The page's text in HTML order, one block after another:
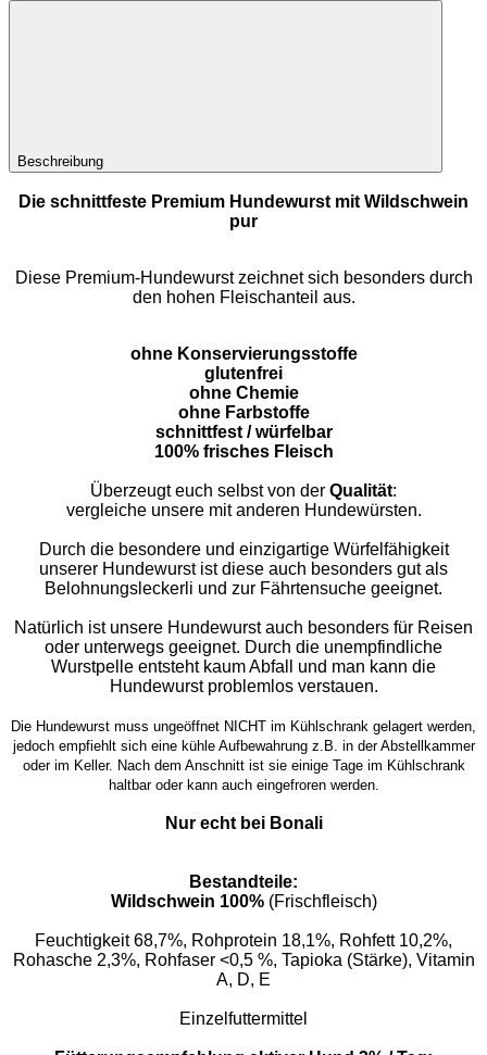
Beschreibung
Die schnittfeste Premium Hundewurst mit Wildschwein
pur
Diese Premium-Hundewurst zeichnet sich besonders durch
den hohen Fleischanteil aus.
ohne Konservierungsstoffe
glutenfrei
ohne Chemie
ohne Farbstoffe
schnittfest / würfelbar
100% frisches Fleisch
Überzeugt euch selbst von der Qualität:
vergleiche unsere mit anderen Hundewürsten.
Durch die besondere und einzigartige Würfelfähigkeit
unserer Hundewurst ist diese auch besonders gut als
Belohnungsleckerli und zur Fährtensuche geeignet.
Natürlich ist unsere Hundewurst auch besonders für Reisen
oder unterwegs geeignet. Durch die unempfindliche
Wurstpelle entsteht kaum Abfall und man kann die
Hundewurst problemlos verstauen.
Die Hundewurst muss ungeöffnet NICHT im Kühlschrank gelagert werden,
jedoch empfiehlt sich eine kühle Aufbewahrung z.B. in der Abstellkammer
oder im Keller. Nach dem Anschnitt ist sie einige Tage im Kühlschrank
haltbar oder kann auch eingefroren werden.
Nur echt bei Bonali
Bestandteile:
Wildschwein 100% (Frischfleisch)
Feuchtigkeit 68,7%, Rohprotein 18,1%, Rohfett 10,2%,
Rohasche 2,3%, Rohfaser <0,5 %, Tapioka (Stärke), Vitamin
A, D, E
Einzelfuttermittel